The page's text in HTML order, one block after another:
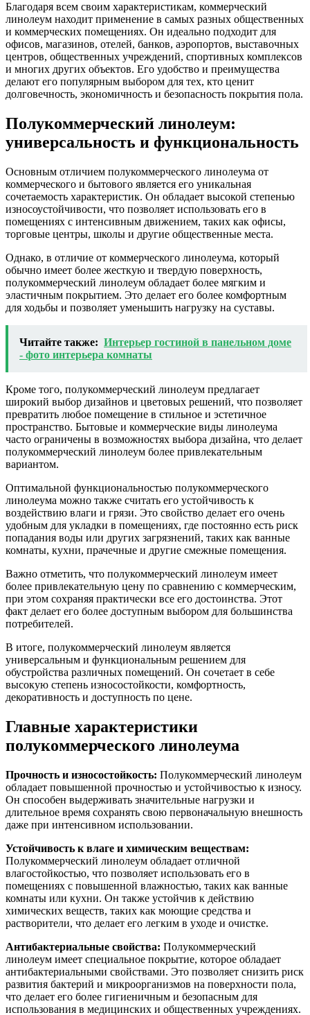
Благодаря всем своим характеристикам, коммерческий
линолеум находит применение в самых разных общественных
и коммерческих помещениях. Он идеально подходит для
офисов, магазинов, отелей, банков, аэропортов, выставочных
центров, общественных учреждений, спортивных комплексов
и многих других объектов. Его удобство и преимущества
делают его популярным выбором для тех, кто ценит
долговечность, экономичность и безопасность покрытия пола.
Полукоммерческий линолеум:
универсальность и функциональность
Основным отличием полукоммерческого линолеума от
коммерческого и бытового является его уникальная
сочетаемость характеристик. Он обладает высокой степенью
износоустойчивости, что позволяет использовать его в
помещениях с интенсивным движением, таких как офисы,
торговые центры, школы и другие общественные места.
Однако, в отличие от коммерческого линолеума, который
обычно имеет более жесткую и твердую поверхность,
полукоммерческий линолеум обладает более мягким и
эластичным покрытием. Это делает его более комфортным
для ходьбы и позволяет уменьшить нагрузку на суставы.
Читайте также: Интерьер гостиной в панельном доме
- фото интерьера комнаты
Кроме того, полукоммерческий линолеум предлагает
широкий выбор дизайнов и цветовых решений, что позволяет
превратить любое помещение в стильное и эстетичное
пространство. Бытовые и коммерческие виды линолеума
часто ограничены в возможностях выбора дизайна, что делает
полукоммерческий линолеум более привлекательным
вариантом.
Оптимальной функциональностью полукоммерческого
линолеума можно также считать его устойчивость к
воздействию влаги и грязи. Это свойство делает его очень
удобным для укладки в помещениях, где постоянно есть риск
попадания воды или других загрязнений, таких как ванные
комнаты, кухни, прачечные и другие смежные помещения.
Важно отметить, что полукоммерческий линолеум имеет
более привлекательную цену по сравнению с коммерческим,
при этом сохраняя практически все его достоинства. Этот
факт делает его более доступным выбором для большинства
потребителей.
В итоге, полукоммерческий линолеум является
универсальным и функциональным решением для
обустройства различных помещений. Он сочетает в себе
высокую степень износостойкости, комфортность,
декоративность и доступность по цене.
Главные характеристики
полукоммерческого линолеума
Прочность и износостойкость: Полукоммерческий линолеум
обладает повышенной прочностью и устойчивостью к износу.
Он способен выдерживать значительные нагрузки и
длительное время сохранять свою первоначальную внешность
даже при интенсивном использовании.
Устойчивость к влаге и химическим веществам:
Полукоммерческий линолеум обладает отличной
влагостойкостью, что позволяет использовать его в
помещениях с повышенной влажностью, таких как ванные
комнаты или кухни. Он также устойчив к действию
химических веществ, таких как моющие средства и
растворители, что делает его легким в уходе и очистке.
Антибактериальные свойства: Полукоммерческий
линолеум имеет специальное покрытие, которое обладает
антибактериальными свойствами. Это позволяет снизить риск
развития бактерий и микроорганизмов на поверхности пола,
что делает его более гигиеничным и безопасным для
использования в медицинских и общественных учреждениях.